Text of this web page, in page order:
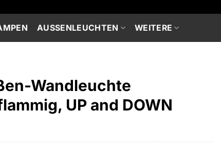
AUSSENLEUCHTEN WEITERE
Wandleuchte
UP and DOWN